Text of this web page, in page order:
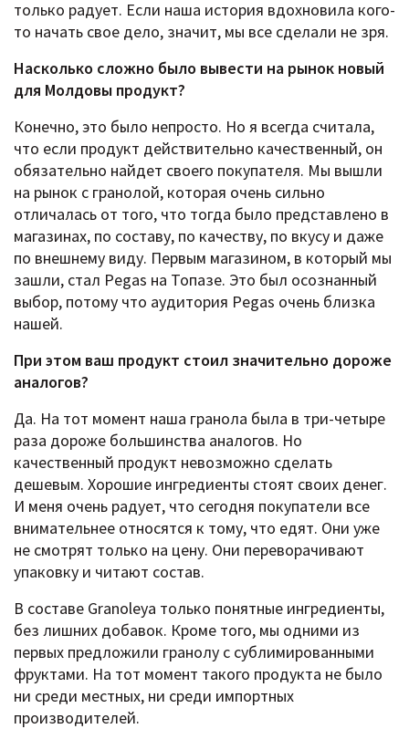
только радует. Если наша история вдохновила кого-
то начать свое дело, значит, мы все сделали не зря.
Насколько сложно было вывести на рынок новый
для Молдовы продукт?
Конечно, это было непросто. Но я всегда считала,
что если продукт действительно качественный, он
обязательно найдет своего покупателя. Мы вышли
на рынок с гранолой, которая очень сильно
отличалась от того, что тогда было представлено в
магазинах, по составу, по качеству, по вкусу и даже
по внешнему виду. Первым магазином, в который мы
зашли, стал Pegas на Топазе. Это был осознанный
выбор, потому что аудитория Pegas очень близка
нашей.
При этом ваш продукт стоил значительно дороже
аналогов?
Да. На тот момент наша гранола была в три-четыре
раза дороже большинства аналогов. Но
качественный продукт невозможно сделать
дешевым. Хорошие ингредиенты стоят своих денег.
И меня очень радует, что сегодня покупатели все
внимательнее относятся к тому, что едят. Они уже
не смотрят только на цену. Они переворачивают
упаковку и читают состав.
В составе Granoleya только понятные ингредиенты,
без лишних добавок. Кроме того, мы одними из
первых предложили гранолу с сублимированными
фруктами. На тот момент такого продукта не было
ни среди местных, ни среди импортных
производителей.